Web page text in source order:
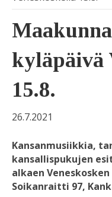
kyläpäivä
15.8.
26.7.2021
Kansanmusiikkia,
kansallispukujen
alkaen
Soikanraitti 97,